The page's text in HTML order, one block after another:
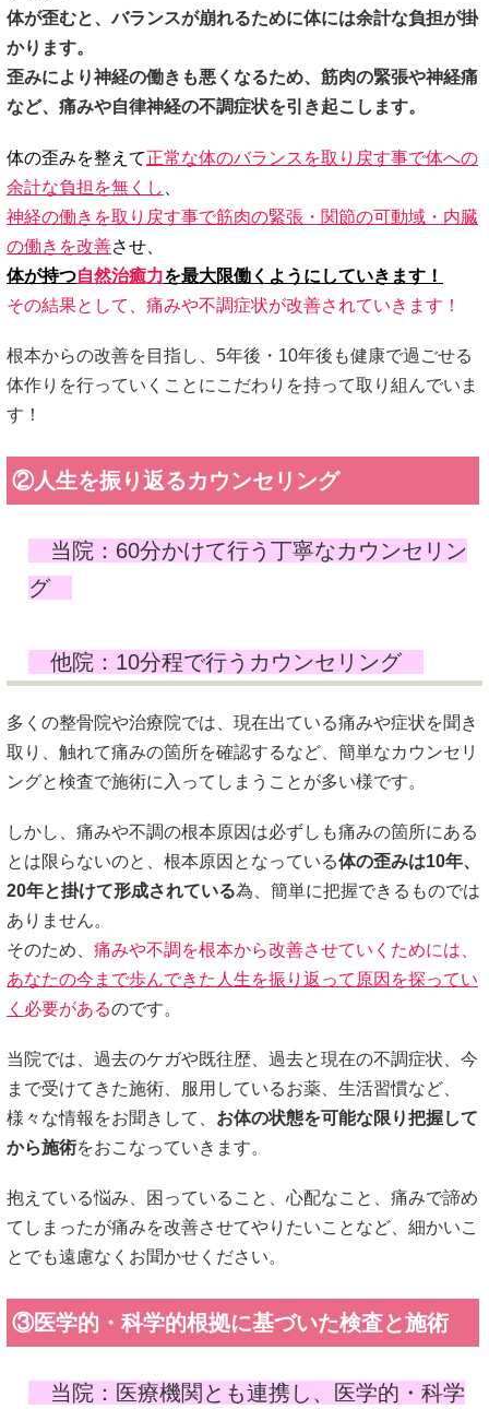
体が歪むと、バランスが崩れるために体には余計な負担が掛
かります。
歪みにより神経の働きも悪くなるため、筋肉の緊張や神経痛
など、痛みや自律神経の不調症状を引き起こします。
体の歪みを整えて正常な体のバランスを取り戻す事で体への
余計な負担を無くし
神経の働きを取り戻す事で筋肉の緊張・関節の可動域・内臓
の働きを改善させ、
体が持つ自然治癒力を最大限働くようにしていきます！
その結果として、痛みや不調症状が改善されていきます！
根本からの改善を目指し、5年後・10年後も健康で過ごせる
体作りを行っていくことにこだわりを持って取り組んでいま
す！
②人生を振り返るカウンセリング
当院：60分かけて行う丁寧なカウンセリン
グ
他院：10分程で行うカウンセリング
多くの整骨院や治療院では、現在出ている痛みや症状を聞き
取り、触れて痛みの箇所を確認するなど、簡単なカウンセリ
ングと検査で施術に入ってしまうことが多い様です。
しかし、痛みや不調の根本原因は必ずしも痛みの箇所にある
とは限らないのと、根本原因となっている体の歪みは10年、
20年と掛けて形成されている為、簡単に把握できるものでは
ありません。
そのため、 痛みや不調を根本から改善させていくためには、
あなたの今まで歩んできた人生を振り返って原因を探ってい
く 必要があるのです。
当院では、過去のケガや既往歴、過去と現在の不調症状、今
まで受けてきた施術、服用しているお薬、生活習慣など、
様々な情報をお聞きして、 お体の状態を可能な限り把握して
から施術をおこなっていきます。
抱えている悩み、困っていること、心配なこと、痛みで諦め
てしまったが痛みを改善させてやりたいことなど、細かいこ
とでも遠慮なくお聞かせください。
③医学的・科学的根拠に基づいた検査と施術
当院：医療機関とも連携し、医学的・科学